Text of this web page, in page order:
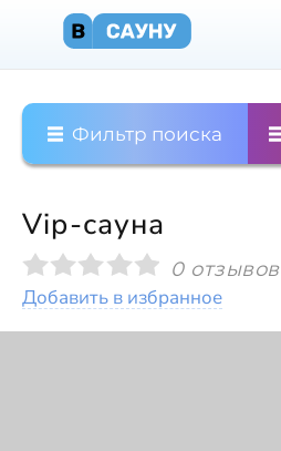
Фильтр поиска
Vip-сауна
0 отзывов
Добавить в избранное